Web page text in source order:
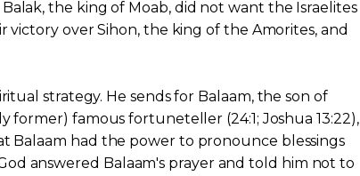
the king of Moab, did not want the Israelites
victory over Sihon, the king of the Amorites, and
strategy. He sends for Balaam, the son of
former) famous fortuneteller (24:1; Joshua 13:22),
Balaam had the power to pronounce blessings
answered Balaam's prayer and told him not to